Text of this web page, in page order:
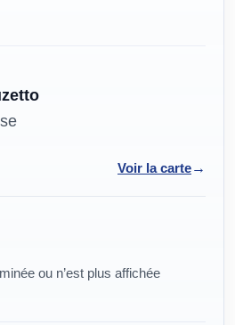
Voir la carte→
ou n’est plus affichée